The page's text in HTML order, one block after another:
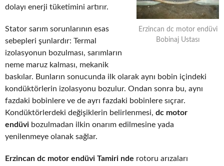
Erzincan dc motor endüvi
Bobinaj Ustası
dolayı enerji tüketimini artırır.
Stator sarım sorunlarının esas
sebepleri şunlardır: Termal
izolasyonun bozulması, sarımların
neme maruz kalması, mekanik
baskılar. Bunların sonucunda ilk olarak aynı bobin içindeki
kondüktörlerin izolasyonu bozulur. Ondan sonra bu, aynı
fazdaki bobinlere ve de ayrı fazdaki bobinlere sıçrar.
Kondüktörlerdeki değişiklerin belirlenmesi, dc motor
endüvi bozulmadan ilkin onarım edilmesine yada
yenilenmeye olanak sağlar.
Erzincan dc motor endüvi Tamiri nde rotoru arızaları